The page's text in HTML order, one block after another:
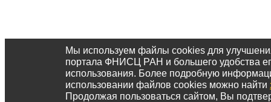
Мы используем файлы cookies для
портала ФНИСЦ РАН и большего удобства
использования. Более подробную
использовании файлов cookies можно найти
Продолжая пользоваться сайтом, Вы